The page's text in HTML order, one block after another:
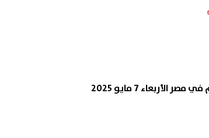
الأربعاء 7 مايو 2025